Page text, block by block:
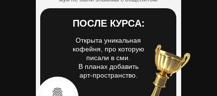
ПОСЛЕ КУРСА:
Открыл сеть
кондитерских -
десерты, выпечка,
салаты, небольшой
ассортимент горячих
ПОСЛЕ КУРСА:
кондитерский
цех и точку продаж
ПОСЛЕ КУРСА:
Открыта уникальная
кофейня, про которую
писали в сми.
В планах добавить
арт-пространство.